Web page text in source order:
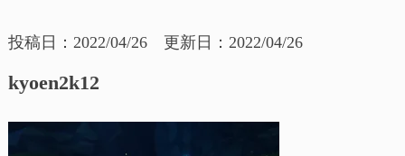
投稿日：2022/04/26 更新日：2022/04/26
kyoen2k12